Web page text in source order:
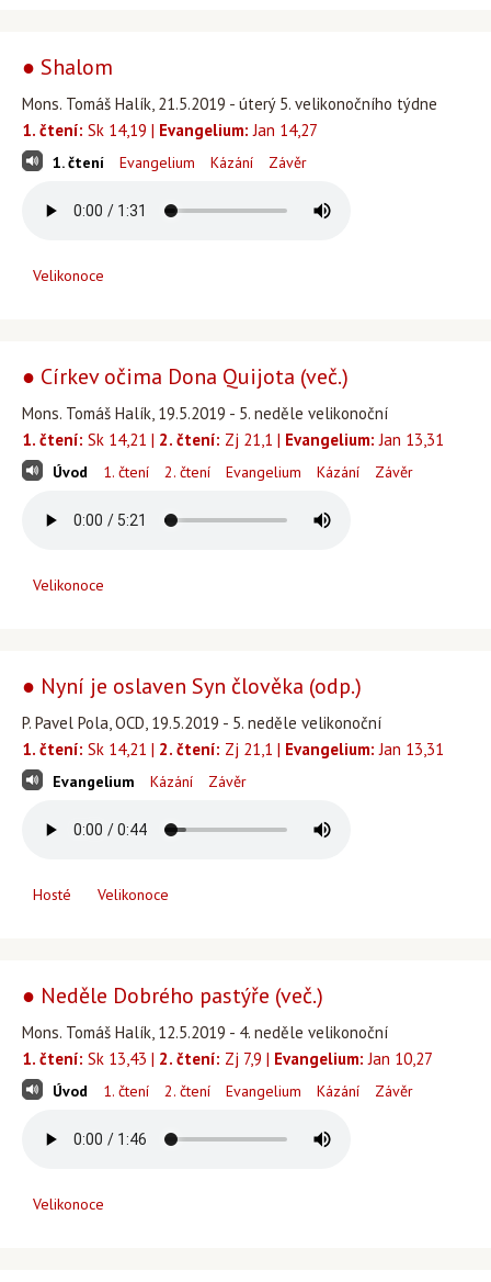
● Shalom
Mons. Tomáš Halík, 21.5.2019 - úterý 5. velikonočního týdne
1. čtení: Sk 14,19 | Evangelium: Jan 14,27
1. čtení Evangelium Kázání Závěr
Velikonoce
● Církev očima Dona Quijota (več.)
Mons. Tomáš Halík, 19.5.2019 - 5. neděle velikonoční
1. čtení: Sk 14,21 | 2. čtení: Zj 21,1 | Evangelium: Jan 13,31
Úvod 1. čtení 2. čtení Evangelium Kázání Závěr
Velikonoce
● Nyní je oslaven Syn člověka (odp.)
P. Pavel Pola, OCD, 19.5.2019 - 5. neděle velikonoční
1. čtení: Sk 14,21 | 2. čtení: Zj 21,1 | Evangelium: Jan 13,31
Evangelium Kázání Závěr
Hosté Velikonoce
● Neděle Dobrého pastýře (več.)
Mons. Tomáš Halík, 12.5.2019 - 4. neděle velikonoční
1. čtení: Sk 13,43 | 2. čtení: Zj 7,9 | Evangelium: Jan 10,27
Úvod 1. čtení 2. čtení Evangelium Kázání Závěr
Velikonoce